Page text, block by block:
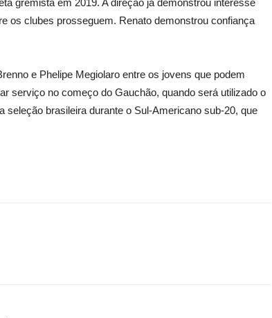
gremista em 2019. A direção já demonstrou interesse
os clubes prosseguem. Renato demonstrou confiança
e Phelipe Megiolaro entre os jovens que podem
serviço no começo do Gauchão, quando será utilizado o
seleção brasileira durante o Sul-Americano sub-20, que